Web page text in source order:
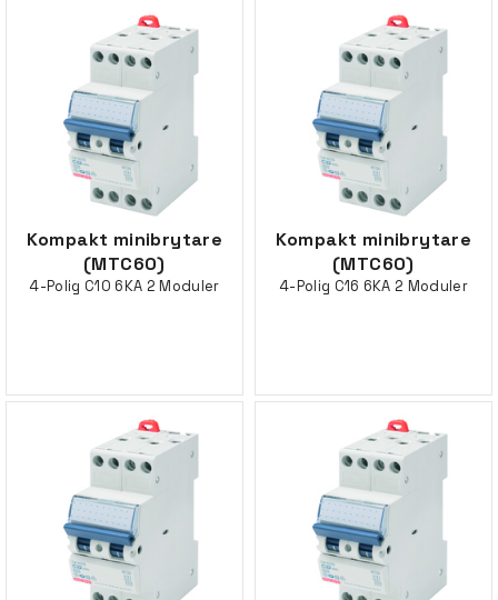
Kompakt minibrytare
(MTC60)
4-Polig C10 6KA 2 Moduler
Kompakt minibrytare
(MTC60)
4-Polig C16 6KA 2 Moduler